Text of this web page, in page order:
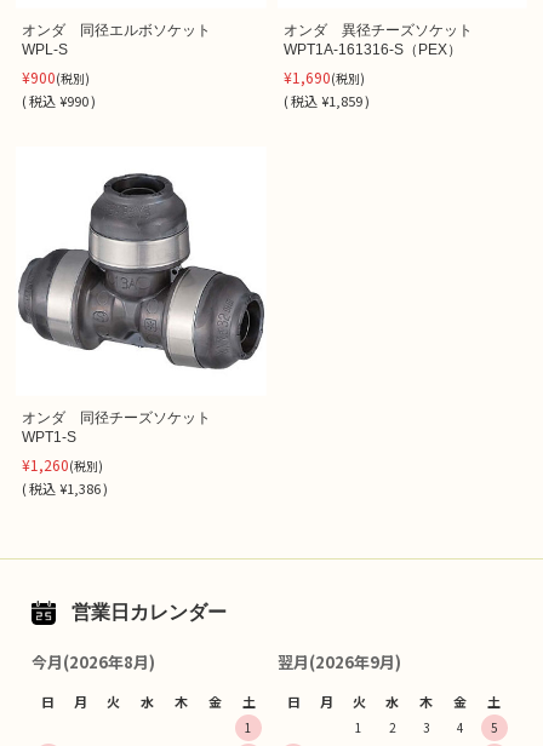
オンダ 同径エルボソケット
WPL‐S
¥900(税別)
(税込¥990 )
オンダ 異径チーズソケット
WPT1A-161316-S（PEX）
¥1,690(税別)
(税込 ¥1,859 )
オンダ 同径チーズソケット
WPT1-S
¥1,260(税別)
(税込¥1,386 )
営業日カレンダー
今月(2026年8月)
日 月 火 水 木 金 土
1
翌月(2026年9月)
日 月 火 水 木 金 土
1 2 3 4
5